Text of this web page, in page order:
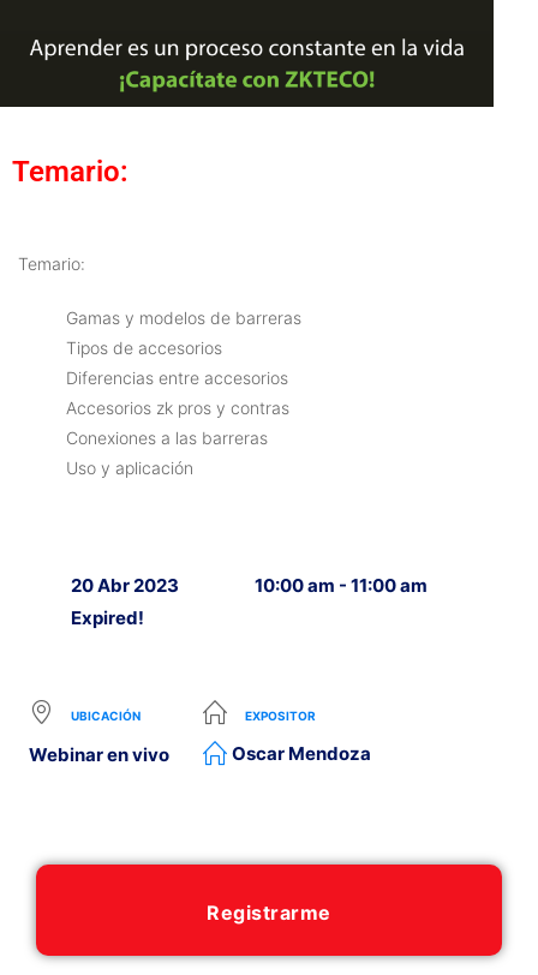
Temario:
Temario:
Gamas y modelos de barreras
Tipos de accesorios
Diferencias entre accesorios
Accesorios zk pros y contras
Conexiones a las barreras
Uso y aplicación
20 Abr 2023
Expired!
10:00 am - 11:00 am
UBICACIÓN
Webinar en vivo
EXPOSITOR
Oscar Mendoza
Registrarme